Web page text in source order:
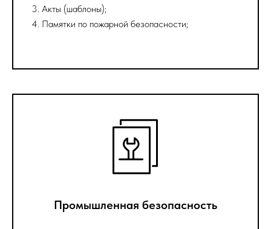
Акты (шаблоны);
Памятки по пожарной безопасности;
Промышленная безопасность